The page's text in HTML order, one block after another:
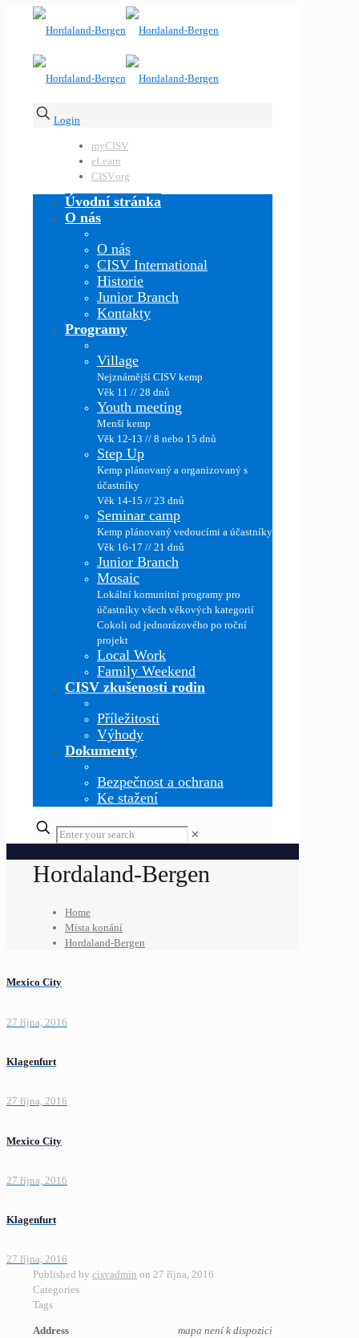
Login
myCISV
eLearn
CISV.org
Úvodní stránka
O nás
O nás
CISV International
Historie
Junior Branch
Kontakty
Programy
Village
Nejznámější CISV kemp
Věk 11 // 28 dnů
Youth meeting
Menší kemp
Věk 12-13 // 8 nebo 15 dnů
Step Up
Kemp plánovaný a organizovaný s
účastníky
Věk 14-15 // 23 dnů
Seminar camp
Kemp plánovaný vedoucími a účastníky
Věk 16-17 // 21 dnů
Junior Branch
Mosaic
Lokální komunitní programy pro
účastníky všech věkových kategorií
Cokoli od jednorázového po roční
projekt
Local Work
Family Weekend
CISV zkušenosti rodin
Příležitosti
Výhody
Dokumenty
Bezpečnost a ochrana
Ke stažení
✕
Hordaland-Bergen
Home
Místa konání
Hordaland-Bergen
Mexico City
27 října, 2016
Klagenfurt
27 října, 2016
Mexico City
27 října, 2016
Klagenfurt
27 října, 2016
Published by cisvadmin on 27 října, 2016
Categories
Tags
mapa není k dispozici
Address